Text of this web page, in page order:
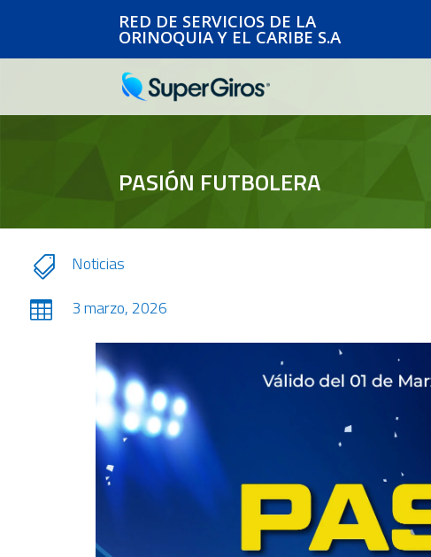
RED DE SERVICIOS DE LA
ORINOQUIA Y EL CARIBE S.A
PASIÓN FUTBOLERA
 Noticias
 3 marzo, 2026